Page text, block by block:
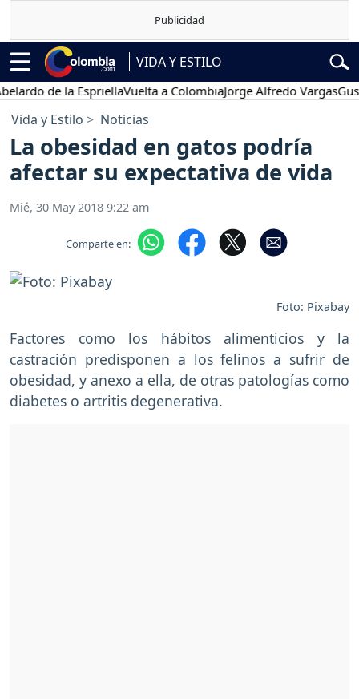
VIDA Y ESTILO
de la EspriellaVuelta a ColombiaJorge Alfredo VargasGustavo
Vida y Estilo Noticias
La obesidad en gatos podría
afectar su expectativa de vida
Mié, 30 May 2018 9:22 am
Comparte en:
Foto: Pixabay
Factores como los hábitos alimenticios y la
castración predisponen a los felinos a sufrir de
obesidad, y anexo a ella, de otras patologías como
diabetes o artritis degenerativa.